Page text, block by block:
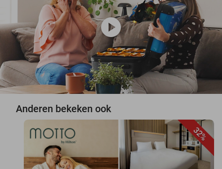
play_circle
Anderen bekeken ook
32%